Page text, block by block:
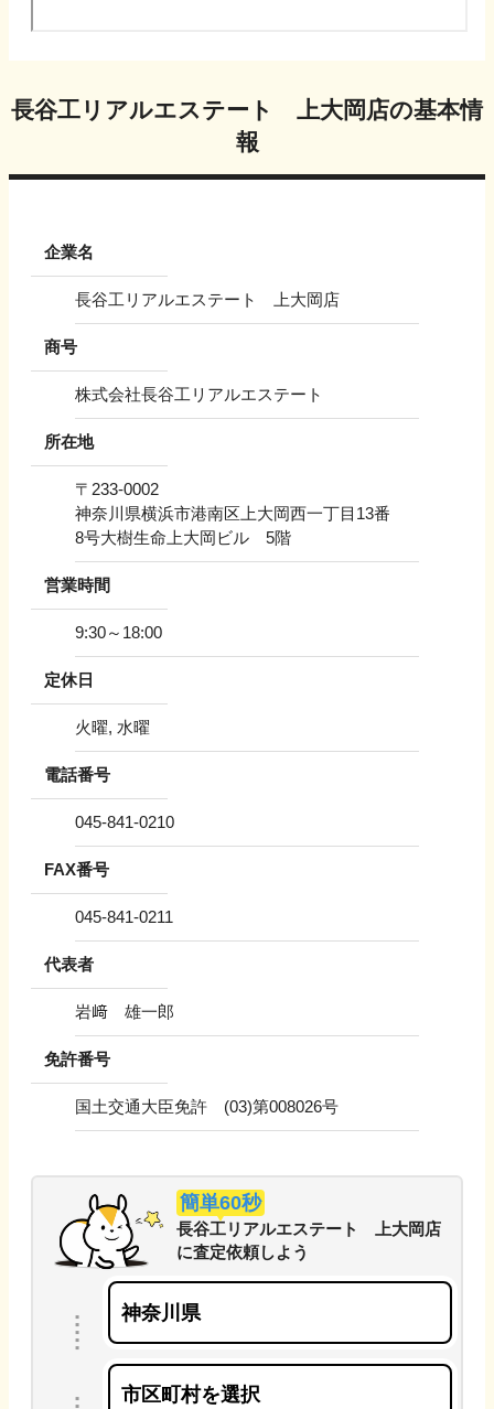
長谷工リアルエステート 上大岡店の基本情
報
企業名
長谷工リアルエステート 上大岡店
商号
株式会社長谷工リアルエステート
所在地
〒 233-0002
神奈川県横浜市港南区上大岡西一丁目13番
8号大樹生命上大岡ビル 5階
営業時間
9:30～18:00
定休日
火曜, 水曜
電話番号
045-841-0210
FAX番号
045-841-0211
代表者
岩﨑 雄一郎
免許番号
国土交通大臣免許 (03)第008026号
簡単60秒
長谷工リアルエステート 上大岡店
に査定依頼しよう